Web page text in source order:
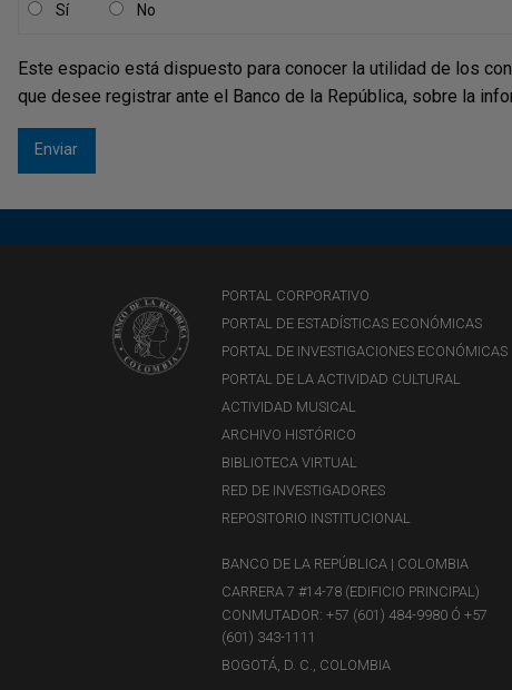
Sí No
Este espacio está dispuesto para conocer la utilidad de los
que desee registrar ante el Banco de la República, sobre la
PORTAL CORPORATIVO
PORTAL DE ESTADÍSTICAS ECONÓMICAS
PORTAL DE INVESTIGACIONES ECONÓMICAS
PORTAL DE LA ACTIVIDAD CULTURAL
ACTIVIDAD MUSICAL
ARCHIVO HISTÓRICO
BIBLIOTECA VIRTUAL
RED DE INVESTIGADORES
REPOSITORIO INSTITUCIONAL
BANCO DE LA REPÚBLICA | COLOMBIA
CARRERA 7 #14-78 (EDIFICIO PRINCIPAL)
CONMUTADOR: +57 (601) 484-9980 Ó +57
(601) 343-1111
BOGOTÁ, D. C., COLOMBIA